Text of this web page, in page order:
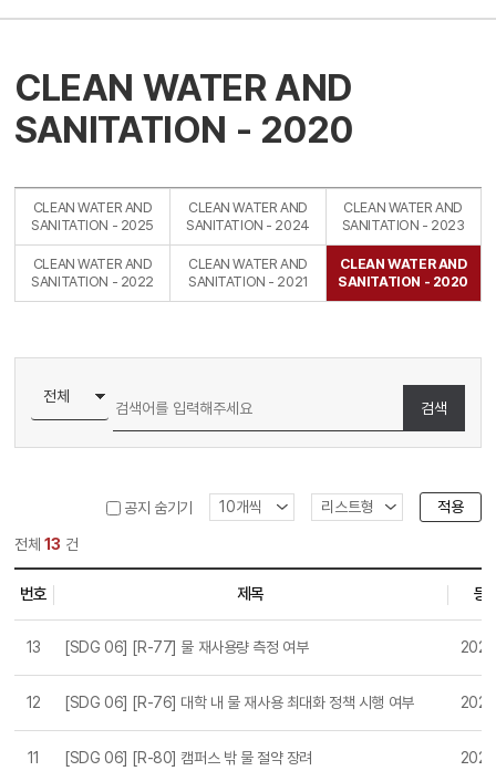
CLEAN WATER AND
SANITATION - 2020
CLEAN WATER AND
SANITATION - 2025
CLEAN WATER AND
SANITATION - 2024
CLEAN WATER AND
SANITATION - 2023
CLEAN WATER AND
SANITATION - 2022
CLEAN WATER AND
SANITATION - 2021
CLEAN WATER AND
SANITATION - 2020
검색
공지 숨기기 적용
전체 13 건
AND SANITATION - 2020 목록
번호 제목 등
13 [SDG 06] [R-77] 물 재사용량 측정 여부
12 [SDG 06] [R-76] 대학 내 물 재사용 최대화 정책 시행 여부
11 [SDG 06] [R-80] 캠퍼스 밖 물 절약 장려